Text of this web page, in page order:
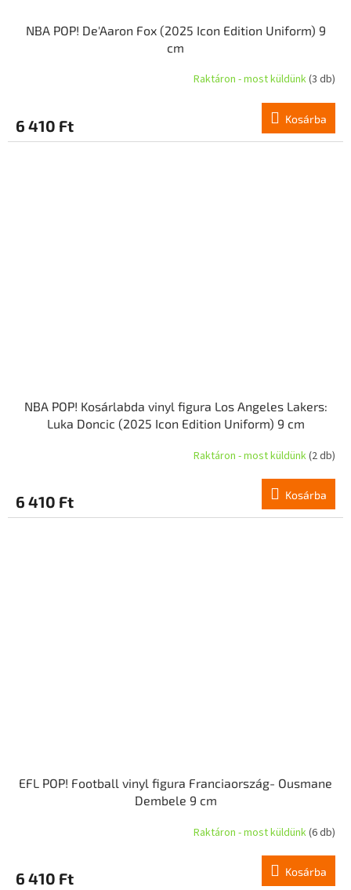
NBA POP! De'Aaron Fox (2025 Icon Edition Uniform) 9
cm
Raktáron - most küldünk(3 db)
6 410 Ft Kosárba
NBA POP! Kosárlabda vinyl figura Los Angeles Lakers:
Luka Doncic (2025 Icon Edition Uniform) 9 cm
Raktáron - most küldünk(2 db)
6 410 Ft Kosárba
EFL POP! Football vinyl figura Franciaország- Ousmane
Dembele 9 cm
Raktáron - most küldünk(6 db)
6 410 Ft Kosárba